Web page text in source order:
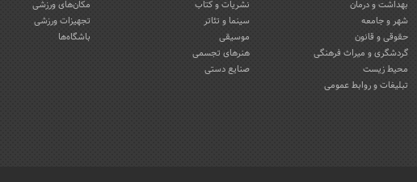
بهداشت و درمان
شهر و جامعه
حقوقی و قانون
گردشگری و میراث فرهنگی
محیط زیست
تبلیغات و روابط عمومی
نشریات و کتاب
سینما و تئاتر
موسیقی
هنرهای تجسمی
صنایع دستی
مکان‌های ورزشی
تجهیزات ورزشی
باشگاه‌ها